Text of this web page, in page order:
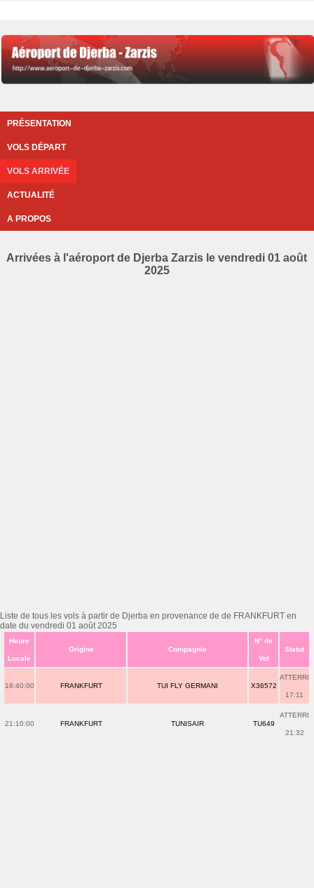
PRÉSENTATION
VOLS DÉPART
VOLS ARRIVÉE
ACTUALITÉ
A PROPOS
Arrivées à l'aéroport de Djerba Zarzis le vendredi 01 août
2025
Liste de tous les vols à partir de Djerba en provenance de de FRANKFURT en
date du vendredi 01 août 2025
Heure
Locale
Origine Compagnie
N° de
Vol
Statut
16:40:00 FRANKFURT TUI FLY GERMANI X36572
ATTERRI
17:11
21:10:00 FRANKFURT TUNISAIR TU649
ATTERRI
21:32